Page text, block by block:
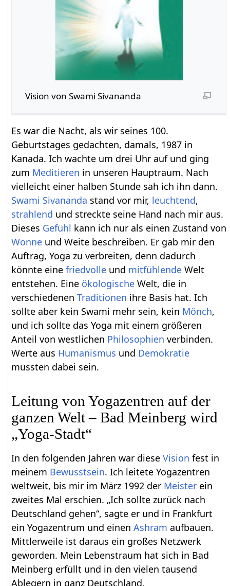
Vision von Swami Sivananda
Es war die Nacht, als wir seines 100.
Geburtstages gedachten, damals, 1987 in
Kanada. Ich wachte um drei Uhr auf und ging
zum Meditieren in unseren Hauptraum. Nach
vielleicht einer halben Stunde sah ich ihn dann.
Swami Sivananda stand vor mir, leuchtend,
strahlend und streckte seine Hand nach mir aus.
Dieses Gefühl kann ich nur als einen Zustand von
Wonne und Weite beschreiben. Er gab mir den
Auftrag, Yoga zu verbreiten, denn dadurch
könnte einefriedvolle und mitfühlende Welt
entstehen. Eine ökologische Welt, die in
verschiedenenTraditionen ihre Basis hat. Ich
sollte aber kein Swami mehr sein, kein Mönch,
und ich sollte das Yoga mit einem größeren
Anteil von westlichen Philosophien verbinden.
Werte aus Humanismus und Demokratie
müssten dabei sein.
Leitung von Yogazentren auf der
ganzen Welt – Bad Meinberg wird
„Yoga-Stadt“
In den folgenden Jahren war dieseVision fest in
meinem Bewusstsein. Ich leitete Yogazentren
weltweit, bis mir im März 1992 der Meister ein
zweites Mal erschien. „Ich sollte zurück nach
Deutschland gehen“, sagte er und in Frankfurt
ein Yogazentrum und einenAshram aufbauen.
Mittlerweile ist daraus ein großes Netzwerk
geworden. Mein Lebenstraum hat sich in Bad
Meinberg erfüllt und in den vielen tausend
Ablegern in ganz Deutschland.